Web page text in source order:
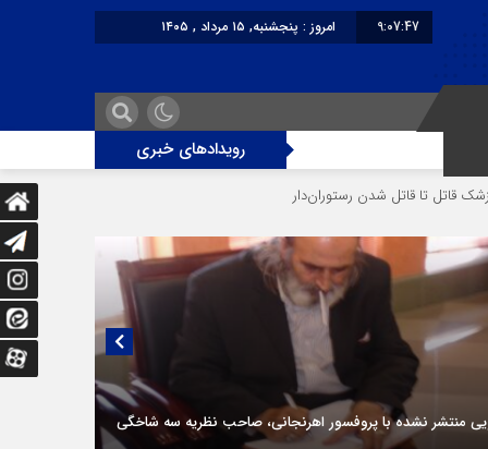
9:07:47
امروز : پنجشنبه, ۱۵ مرداد , ۱۴۰۵
رویدادهای خبری
دختر ۱۶ ساله در تصادف آزادراه قزوین-کرج به کام مرگ رفت
منتشر نشده با پروفسور اهرنجانی، صاحب نظریه سه‌ شاخگی